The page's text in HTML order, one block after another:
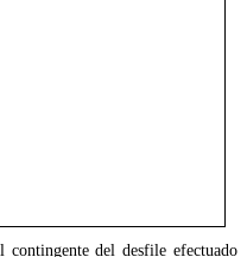
contingente del desfile efectuado